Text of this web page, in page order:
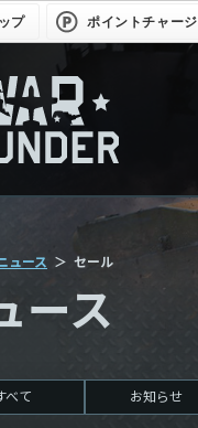
プ ポイントチャージ
ュース セール
ース
べて お知らせ